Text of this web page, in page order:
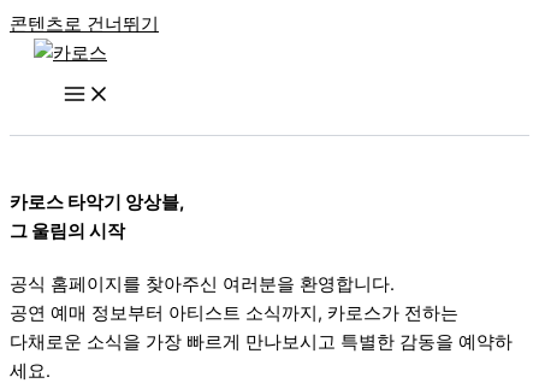
콘텐츠로 건너뛰기
카로스 타악기 앙상블,
그 울림의 시작
공식 홈페이지를 찾아주신 여러분을 환영합니다.
공연 예매 정보부터 아티스트 소식까지, 카로스가 전하는
다채로운 소식을 가장 빠르게 만나보시고 특별한 감동을 예약하
세요.